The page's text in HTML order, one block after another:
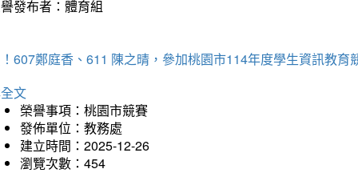
發布者：體育組
607鄭庭香、611 陳之晴，參加桃園市114年度學生資訊教育
文
榮譽事項：桃園市競賽
發佈單位：教務處
建立時間：2025-12-26
瀏覽次數：454